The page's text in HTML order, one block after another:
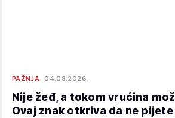
PAŽNJA 04.08.2026.
Nije žeđ, a tokom vrućina
Ovaj znak otkriva da ne